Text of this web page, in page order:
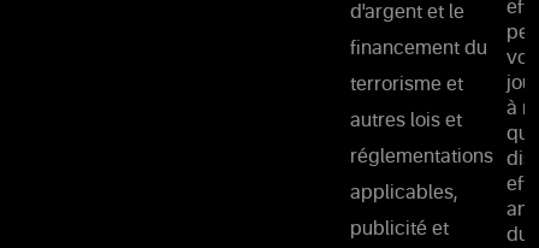
d'argent et le
financement du
terrorisme et
autres lois et
réglementations
applicables,
publicité et
à
qui
du